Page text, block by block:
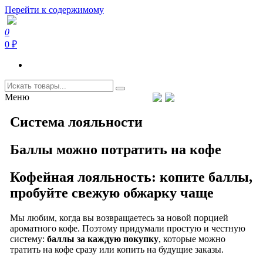
Перейти к содержимому
Coffeefine.ru
Интернет-магазин кофемашин и кофейной техники для дома
0
0 ₽
Меню
Система лояльности
Баллы можно потратить на кофе
Кофейная лояльность: копите баллы,
пробуйте свежую обжарку чаще
Мы любим, когда вы возвращаетесь за новой порцией
ароматного кофе. Поэтому придумали простую и честную
систему: баллы за каждую покупку, которые можно
тратить на кофе сразу или копить на будущие заказы.